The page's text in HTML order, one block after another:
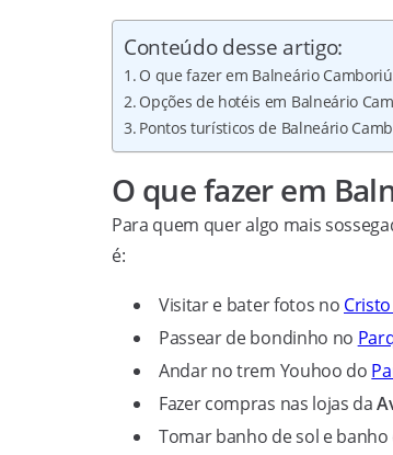
Conteúdo desse artigo:
O que fazer em Balneário Camboriú
Opções de hotéis em Balneário
Pontos turísticos de Balneário
O que fazer em
Para quem quer algo mais
é:
Visitar e bater fotos no
Passear de bondinho no
Andar no trem Youhoo do
Fazer compras nas lojas da
Tomar banho de sol e